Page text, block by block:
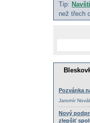
Tip:
než třech